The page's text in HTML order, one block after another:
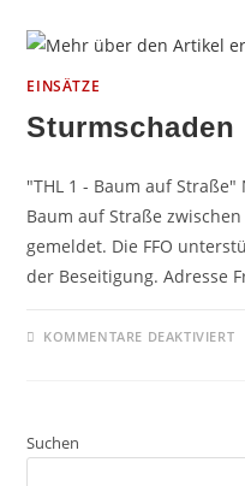
EINSÄTZE
Sturmschaden
"THL 1 - Baum auf
Baum auf Straße
gemeldet. Die FFO
der Beseitigung. Adresse
KOMMENTARE DEAKTIVIERT
Suchen